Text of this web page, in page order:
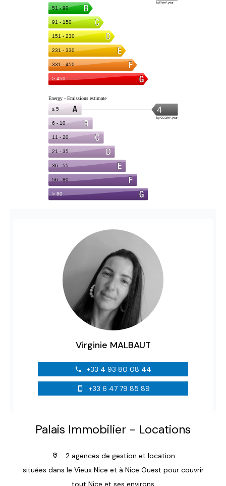
Virginie MALBAUT
+33 4 93 80 08 44
+33 6 47 79 85 89
Palais Immobilier - Locations
2 agences de gestion et location
situées dans le Vieux Nice et à Nice Ouest pour couvrir
tout Nice et ses environs